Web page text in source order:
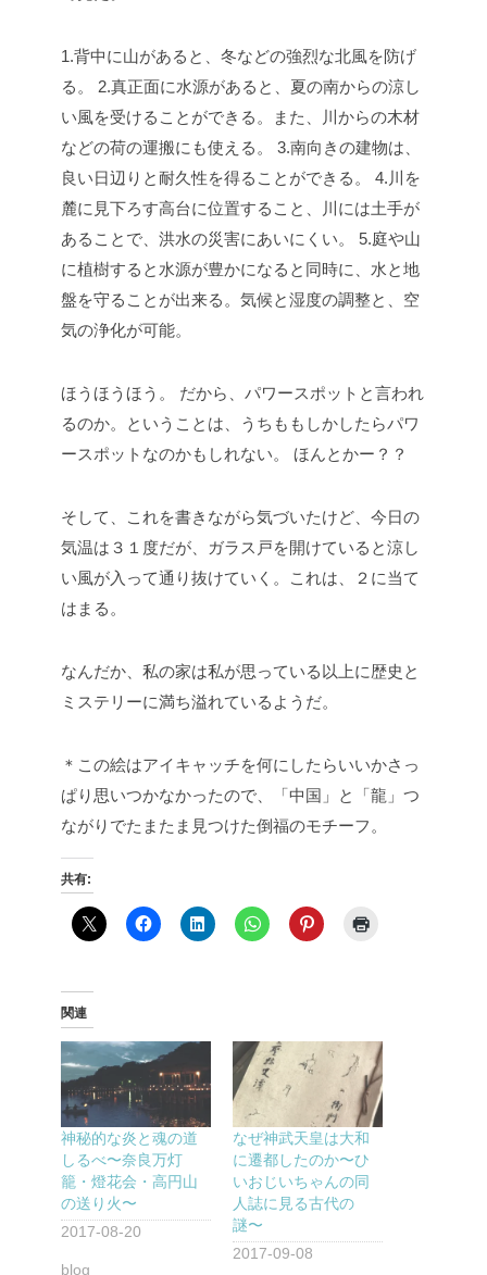
1.背中に山があると、冬などの強烈な北風を防げ
る。
2.真正面に水源があると、夏の南からの涼し
い風を受けることができる。また、川からの木材
などの荷の運搬にも使える。
3.南向きの建物は、
良い日辺りと耐久性を得ることができる。
4.川を
麓に見下ろす高台に位置すること、川には土手が
あることで、洪水の災害にあいにくい。
5.庭や山
に植樹すると水源が豊かになると同時に、水と地
盤を守ることが出来る。気候と湿度の調整と、空
気の浄化が可能。
ほうほうほう。
だから、パワースポットと言われ
るのか。ということは、うちももしかしたらパワ
ースポットなのかもしれない。
ほんとかー？？
そして、これを書きながら気づいたけど、今日の
気温は３１度だが、ガラス戸を開けていると涼し
い風が入って通り抜けていく。これは、２に当て
はまる。
なんだか、私の家は私が思っている以上に歴史と
ミステリーに満ち溢れているようだ。
＊この絵はアイキャッチを何にしたらいいかさっ
ぱり思いつかなかったので、「中国」と「龍」つ
ながりでたまたま見つけた倒福のモチーフ。
共有:
関連
神秘的な炎と魂の道
しるべ〜奈良万灯
籠・燈花会・高円山
の送り火〜
2017-08-20
blog
なぜ神武天皇は大和
に遷都したのか〜ひ
いおじいちゃんの同
人誌に見る古代の
謎〜
2017-09-08